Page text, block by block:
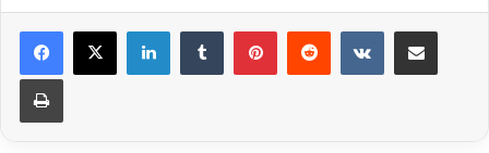
LinkedIn VKontakte
Drucken